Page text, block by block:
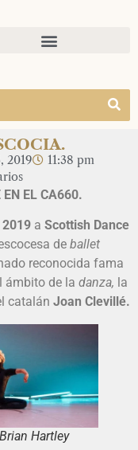
2019
11:38 pm
EN EL CA660.
a Scottish Dance
de ballet
reconocida fama
ámbito de la danza, la
catalán Joan Clevillé.
Hartley